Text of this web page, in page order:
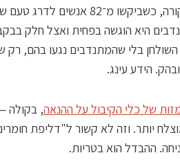
מארי בקנטאקי תיעדו את זה קורה, כשביקשו
היא הוגשה בפחית ואצל חלק
השולחן בלי שהמתנדבים נגעו בהם,
הידע עינג.
של כלי הקיבול על ההנאה, בקולה
יותר. וזה לא קשור ל"דליפת
ההבדל הוא בטריות.